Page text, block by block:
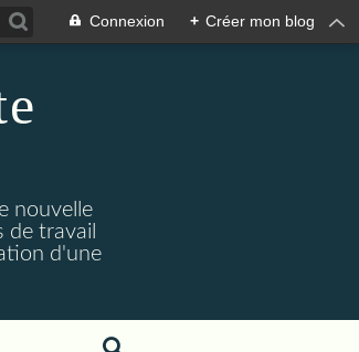
Connexion + Créer mon blog
nouvelle
travail
d'une